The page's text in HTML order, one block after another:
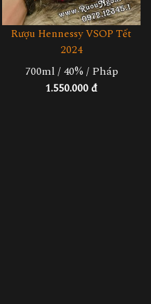
Rượu Hennessy VSOP Tết
2024
700ml / 40% / Pháp
1.550.000 đ